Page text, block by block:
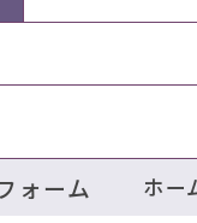
ォーム ホー